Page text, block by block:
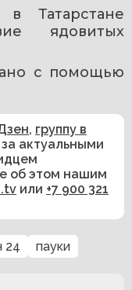
Татарстане
ядовитых
с помощью
, группу в
актуальными
об этом нашим
или +7 900 321
24 пауки